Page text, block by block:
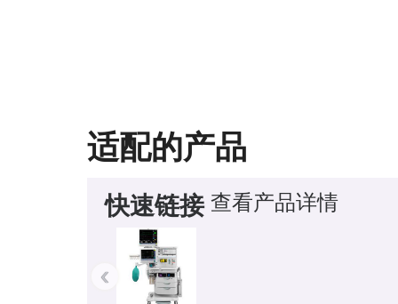
适配的产品
快速链接 查看产品详情
‹